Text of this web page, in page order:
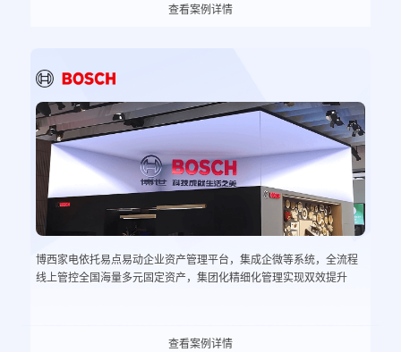
查看案例详情
博西家电依托易点易动企业资产管理平台，集成企微等系统，全流程
线上管控全国海量多元固定资产，集团化精细化管理实现双效提升
查看案例详情